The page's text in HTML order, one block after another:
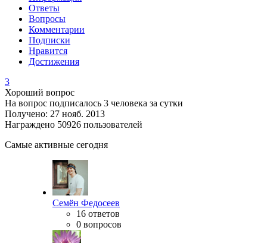
Ответы
Вопросы
Комментарии
Подписки
Нравится
Достижения
3
Хороший вопрос
На вопрос подписалось 3 человека за сутки
Получено: 27 нояб. 2013
Награждено 50926 пользователей
Самые активные сегодня
Семён Федосеев
16 ответов
0 вопросов